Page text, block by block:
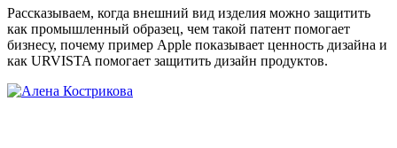
Рассказываем, когда внешний вид изделия можно защитить
как промышленный образец, чем такой патент помогает
бизнесу, почему пример Apple показывает ценность дизайна и
как URVISTA помогает защитить дизайн продуктов.